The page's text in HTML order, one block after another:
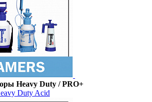
Heavy Duty / PRO+
Duty Acid